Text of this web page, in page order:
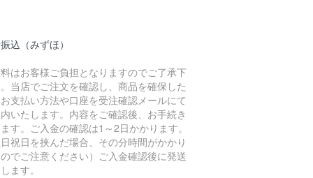
込（みずほ）
はお客様ご負担となりますのでご了承下
当店でご注文を確認し、商品を確保した
支払い方法や口座を受注確認メールにて
いたします。内容をご確認後、お手続き
す。ご入金の確認は1～2日かかります。
日祝日を挟んだ場合、その分時間がかかり
でご注意ください）ご入金確認後に発送
ます。